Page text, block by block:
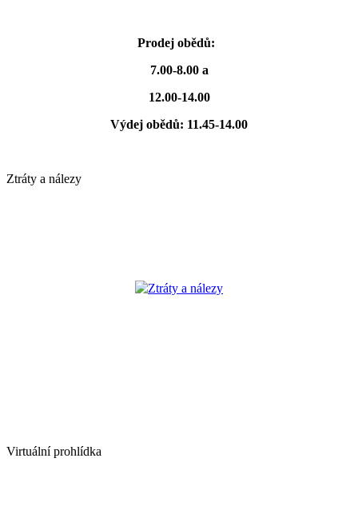
Prodej obědů:
7.00-8.00 a
12.00-14.00
Výdej obědů: 11.45-14.00
Ztráty a nálezy
Ztráty a nálezy
Virtuální prohlídka